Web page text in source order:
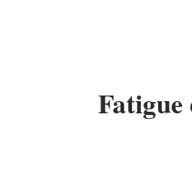
Fatigue